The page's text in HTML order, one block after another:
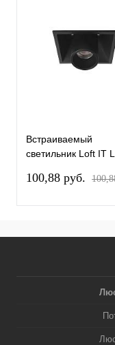
Встраиваемый
светильник Loft IT
100,88 pуб.